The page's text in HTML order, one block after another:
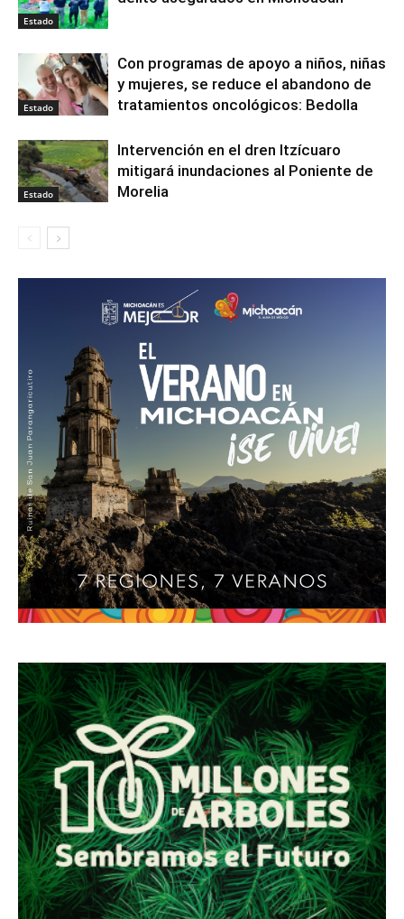
Estado
Estado
Con programas de apoyo a niños, niñas
y mujeres, se reduce el abandono de
tratamientos oncológicos: Bedolla
Estado
Intervención en el dren Itzícuaro
mitigará inundaciones al Poniente de
Morelia